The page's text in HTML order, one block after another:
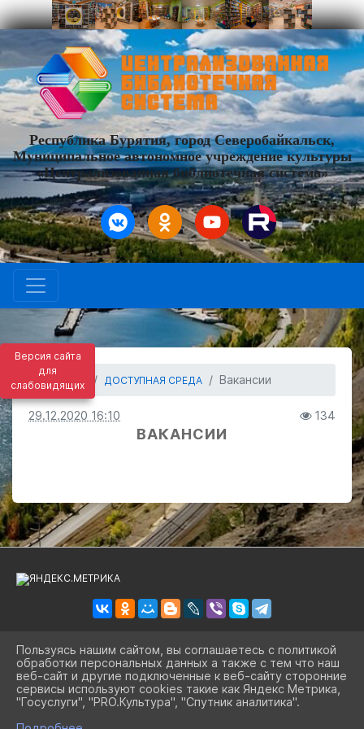
Версия сайта
для
слабовидящих
Республика Бурятия, город Северобайкальск,
Муниципальное автономное учреждение культуры
«Централизованная библиотечная система»
ДОСТУПНАЯ СРЕДА Вакансии
29.12.2020 16:10 134
ВАКАНСИИ
2026 Г. BIBLSBK.RU
ВХОД
КАРТА САЙТА
ПОЛИТИКА ОБРАБОТКИ ПЕРСОНАЛЬНЫХ ДАННЫХ
Пользуясь нашим сайтом, вы соглашаетесь с политикой
обработки персональных данных а также с тем что наш
веб-сайт и другие подключенные к веб-сайту сторонние
сервисы используют cookies такие как Яндекс Метрика,
"Госуслуги", "PRO.Культура", "Спутник аналитика".